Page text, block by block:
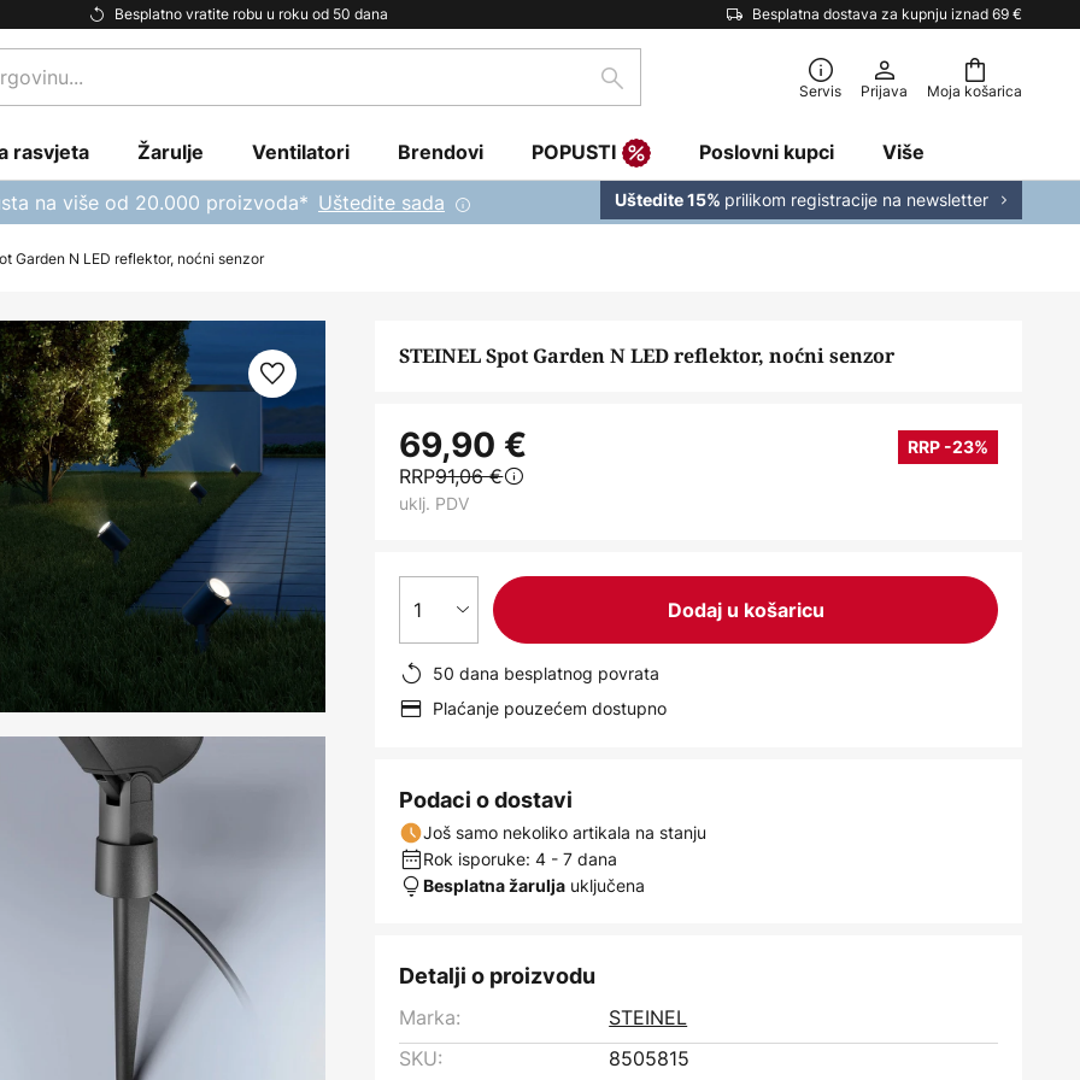
Besplatno vratite robu u roku od 50 dana Besplatna dostava za kupnju iznad 69 €
Moja košarica
traži Servis Prijava
rasvjeta Žarulje Ventilatori Brendovi POPUSTI Poslovni kupci Više
na više od 20.000 proizvoda* Uštedite sada Uštedite 15% prilikom registracije na newsletter
Garden N LED reflektor, noćni senzor
STEINEL Spot Garden N LED reflektor, noćni senzor
69,90 € RRP -23%
RRP91,06 €
uklj. PDV
1 Dodaj u košaricu
50 dana besplatnog povrata
Plaćanje pouzećem dostupno
Podaci o dostavi
Još samo nekoliko artikala na stanju
Rok isporuke: 4 - 7 dana
Besplatna žarulja uključena
Detalji o proizvodu
Marka:
STEINEL
SKU:
8505815